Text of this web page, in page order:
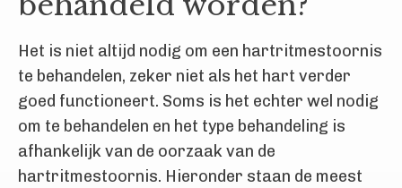
Het is niet altijd nodig om een hartritmestoornis
te behandelen, zeker niet als het hart verder
goed functioneert. Soms is het echter wel nodig
om te behandelen en het type behandeling is
afhankelijk van de oorzaak van de
hartritmestoornis. Hieronder staan de meest